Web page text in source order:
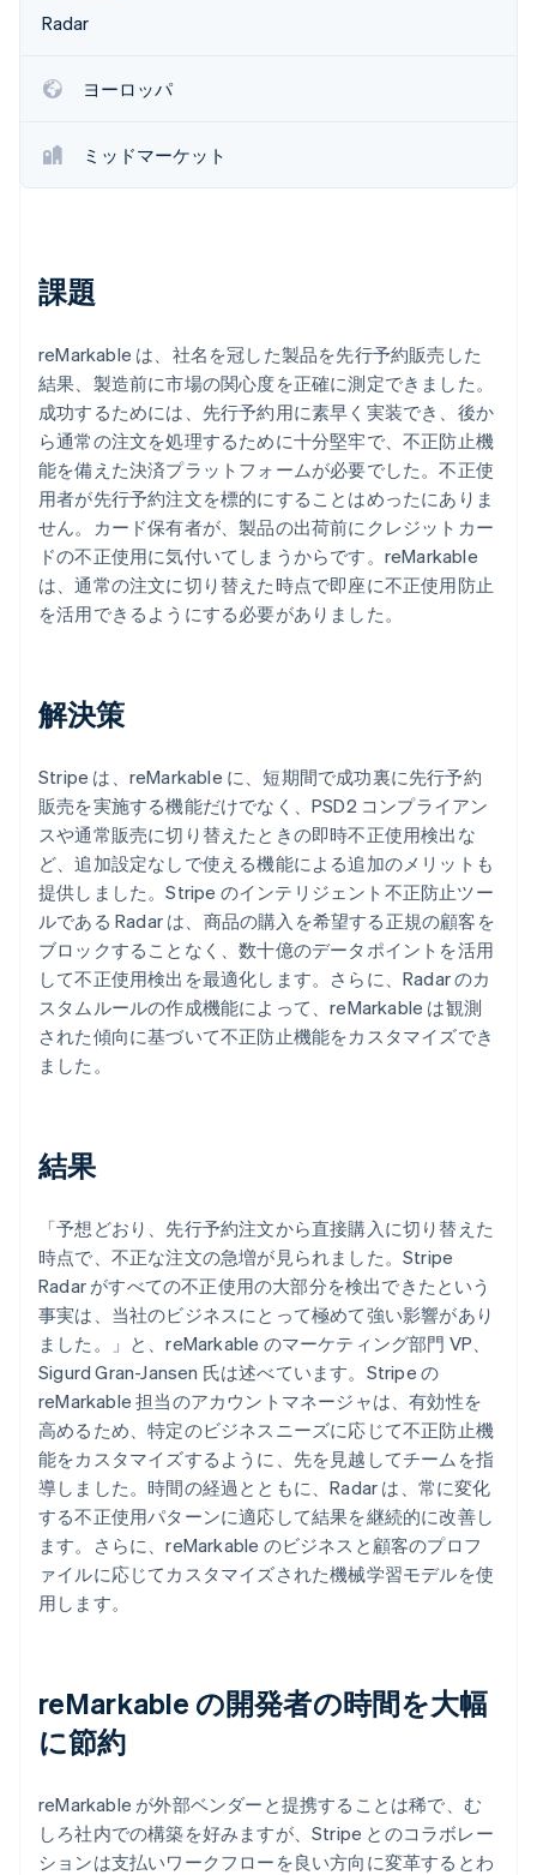
その他
Radar
Atlas
Identity
オンライン本人確認
Stripe Sessions 2026
Stripe が AI の経済インフラをどのように構築しているかを
ご覧ください。
こちらをご覧ください
エコシステム
Radar
ヨーロッパ
ミッドマーケット
課題
reMarkable は、社名を冠した製品を先行予約販売した
結果、製造前に市場の関心度を正確に測定できました。
成功するためには、先行予約用に素早く実装でき、後か
ら通常の注文を処理するために十分堅牢で、不正防止機
能を備えた決済プラットフォームが必要でした。不正使
用者が先行予約注文を標的にすることはめったにありま
せん。カード保有者が、製品の出荷前にクレジットカー
ドの不正使用に気付いてしまうからです。reMarkable
は、通常の注文に切り替えた時点で即座に不正使用防止
を活用できるようにする必要がありました。
解決策
Stripe は、reMarkable に、短期間で成功裏に先行予約
販売を実施する機能だけでなく、PSD2 コンプライアン
スや通常販売に切り替えたときの即時不正使用検出な
ど、追加設定なしで使える機能による追加のメリットも
提供しました。Stripe のインテリジェント不正防止ツー
ルである Radar は、商品の購入を希望する正規の顧客を
ブロックすることなく、数十億のデータポイントを活用
して不正使用検出を最適化します。さらに、Radar のカ
スタムルールの作成機能によって、reMarkable は観測
された傾向に基づいて不正防止機能をカスタマイズでき
ました。
結果
「予想どおり、先行予約注文から直接購入に切り替えた
時点で、不正な注文の急増が見られました。Stripe
Radar がすべての不正使用の大部分を検出できたという
事実は、当社のビジネスにとって極めて強い影響があり
ました。」と、reMarkable のマーケティング部門 VP、
Sigurd Gran-Jansen 氏は述べています。Stripe の
reMarkable 担当のアカウントマネージャは、有効性を
高めるため、特定のビジネスニーズに応じて不正防止機
能をカスタマイズするように、先を見越してチームを指
導しました。時間の経過とともに、Radar は、常に変化
する不正使用パターンに適応して結果を継続的に改善し
ます。さらに、reMarkable のビジネスと顧客のプロフ
ァイルに応じてカスタマイズされた機械学習モデルを使
用します。
reMarkable の開発者の時間を大幅
に節約
reMarkable が外部ベンダーと提携することは稀で、む
しろ社内での構築を好みますが、Stripe とのコラボレー
ションは支払いワークフローを良い方向に変革するとわ